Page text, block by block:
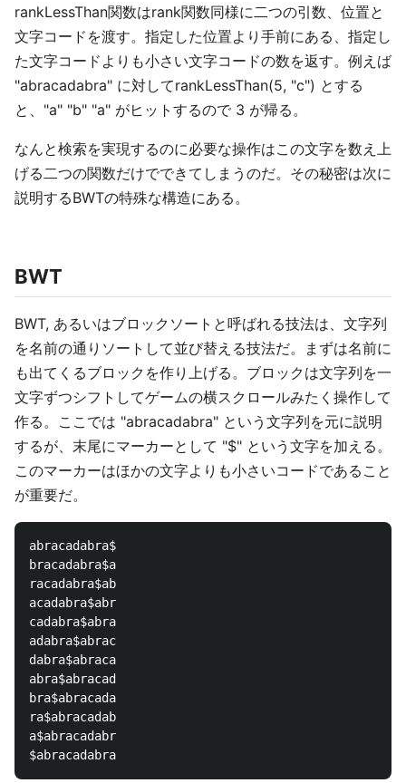
rankLessThan関数はrank関数同様に二つの引数、位置と
文字コードを渡す。指定した位置より手前にある、指定し
た文字コードよりも小さい文字コードの数を返す。例えば
"abracadabra" に対してrankLessThan(5, "c") とする
と、"a" "b" "a" がヒットするので 3 が帰る。
なんと検索を実現するのに必要な操作はこの文字を数え上
げる二つの関数だけでできてしまうのだ。その秘密は次に
説明するBWTの特殊な構造にある。
BWT
BWT, あるいはブロックソートと呼ばれる技法は、文字列
を名前の通りソートして並び替える技法だ。まずは名前に
も出てくるブロックを作り上げる。ブロックは文字列を一
文字ずつシフトしてゲームの横スクロールみたく操作して
作る。ここでは "abracadabra" という文字列を元に説明
するが、末尾にマーカーとして "$" という文字を加える。
このマーカーはほかの文字よりも小さいコードであること
が重要だ。
abracadabra$
bracadabra$a
racadabra$ab
acadabra$abr
cadabra$abra
adabra$abrac
dabra$abraca
abra$abracad
bra$abracada
ra$abracadab
a$abracadabr